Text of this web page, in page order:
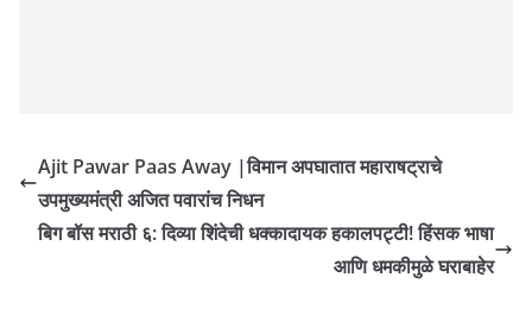
Ajit Pawar Paas Away |विमान अपघातात महाराषट्राचे
उपमुख्यमंत्री अजित पवारांच निधन
बिग बॉस मराठी ६: दिव्या शिंदेची धक्कादायक हकालपट्टी! हिंसक भाषा
आणि धमकीमुळे घराबाहेर